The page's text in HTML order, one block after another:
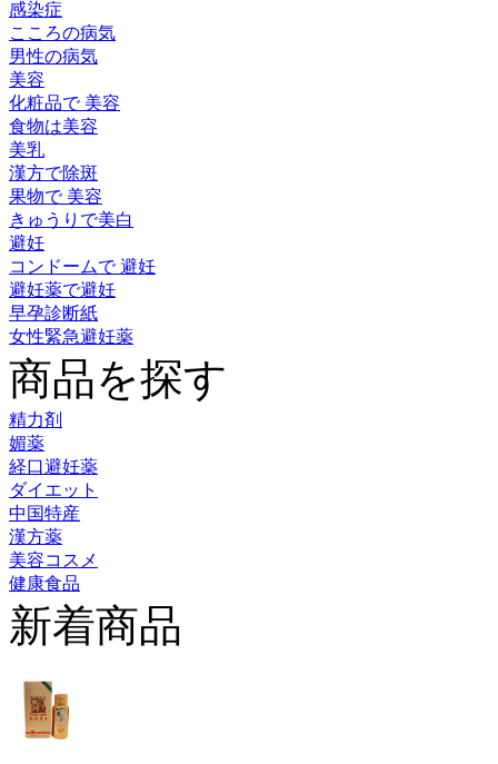
感染症
こころの病気
男性の病気
美容
化粧品で 美容
食物は美容
美乳
漢方で除斑
果物で 美容
きゅうりで美白
避妊
コンドームで 避妊
避妊薬で避妊
早孕診断紙
女性緊急避妊薬
商品を探す
精力剤
媚薬
経口避妊薬
ダイエット
中国特産
漢方薬
美容コスメ
健康食品
新着商品